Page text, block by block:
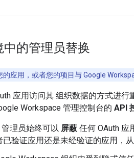
的管理员替换
的应用，或者您的项目与 Google
应用访问其 组织数据的方式进
Workspace 管理控制台的 API
理员始终可以 屏蔽 任何 OAuth 应
验证应用还是未经验证的应用，